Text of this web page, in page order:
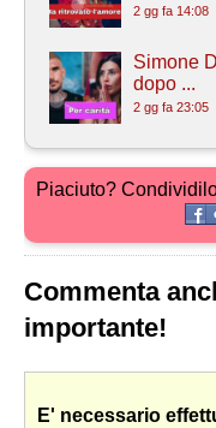
2 gg fa 14:08
Simone
dopo ...
2 gg fa 23:05
Piaciuto?
Commenta
importante!
E' necessario